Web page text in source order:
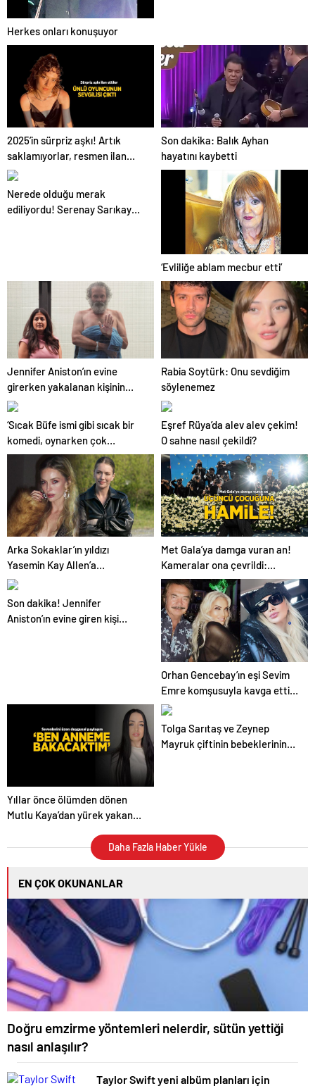
Herkes onları konuşuyor
2025’in sürpriz aşkı! Artık
saklamıyorlar, resmen ilan
ettiler
Son dakika: Balık Ayhan
hayatını kaybetti
Nerede olduğu merak
ediliyordu! Serenay Sarıkaya
‘Evliliğe ablam mecbur etti’
Jennifer Aniston’ın evine
girerken yakalanan kişinin
mahkemedeki tuhaf halleri
Rabia Soytürk: Onu sevdiğim
söylenemez
‘Sıcak Büfe ismi gibi sıcak bir
komedi, oynarken çok
eğlendim’
Eşref Rüya’da alev alev çekim!
O sahne nasıl çekildi?
Arka Sokaklar’ın yıldızı
Yasemin Kay Allen’a
sevgilisinden övgü dolu sözler!
Met Gala’ya damga vuran an!
Kameralar ona çevrildi:
Üçüncü çocuğuna hamile
Son dakika! Jennifer
Aniston’ın evine giren kişi
Orhan Gencebay’ın eşi Sevim
Emre komşusuyla kavga etti!
O anlar kameraya böyle
Yıllar önce ölümden dönen
Mutlu Kaya’dan yürek yakan
bakacaktım’
Tolga Sarıtaş ve Zeynep
Mayruk çiftinin bebeklerinin
Daha Fazla Haber Yükle
EN ÇOK OKUNANLAR
Doğru emzirme yöntemleri nelerdir, sütün yettiği
nasıl anlaşılır?
Taylor Swift yeni albüm planları için